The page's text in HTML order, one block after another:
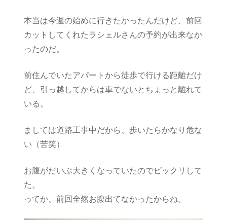
本当は今週の始めに行きたかったんだけど、前回
カットしてくれたラシェルさんの予約が出来なか
ったのだ。
前住んでいたアパートから徒歩で行ける距離だけ
ど、引っ越してからは車でないとちょっと離れて
いる。
ましては道路工事中だから、歩いたらかなり危な
い（苦笑）
お腹がだいぶ大きくなっていたのでビックリして
た。
ってか、前回全然お腹出てなかったからね。